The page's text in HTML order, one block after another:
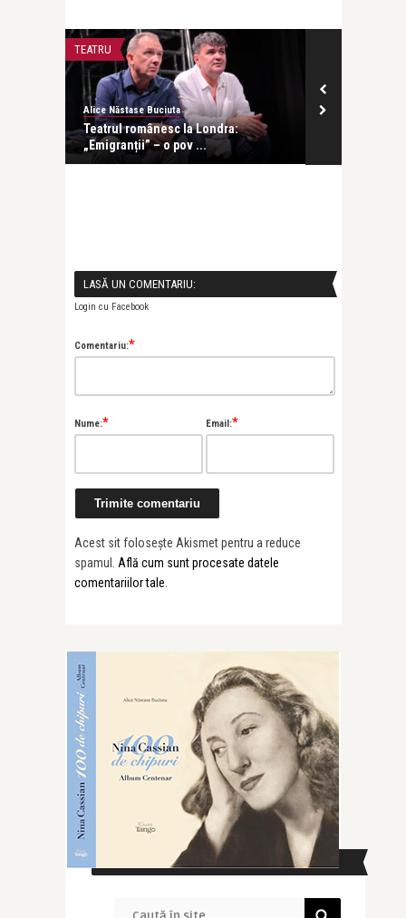
TEATRU
Alice Năstase Buciuta
Teatrul românesc la Londra:
„Emigranții” – o pov ...
LASĂ UN COMENTARIU:
Login cu Facebook
Comentariu:*
Nume:* Email:*
Acest sit folosește Akismet pentru a reduce
spamul. Află cum sunt procesate datele
comentariilor tale
CAUTĂ ÎN SITE